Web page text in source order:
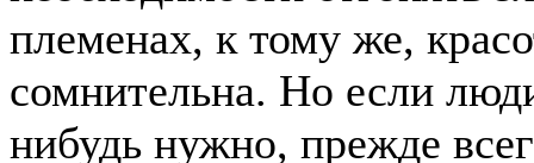
племенах, к тому же,
сомнительна. Но если
нибудь нужно, прежде